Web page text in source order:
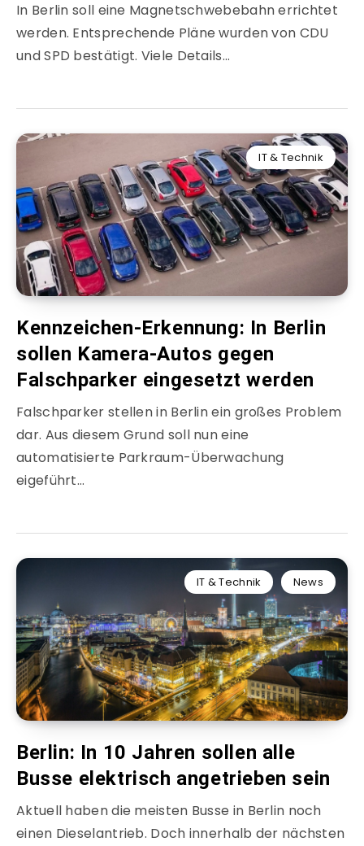
In Berlin soll eine Magnetschwebebahn errichtet
werden. Entsprechende Pläne wurden von CDU
und SPD bestätigt. Viele Details…
IT & Technik
Kennzeichen-Erkennung: In Berlin
sollen Kamera-Autos gegen
Falschparker eingesetzt werden
Falschparker stellen in Berlin ein großes Problem
dar. Aus diesem Grund soll nun eine
automatisierte Parkraum-Überwachung
eigeführt…
IT & Technik News
Berlin: In 10 Jahren sollen alle
Busse elektrisch angetrieben sein
Aktuell haben die meisten Busse in Berlin noch
einen Dieselantrieb. Doch innerhalb der nächsten